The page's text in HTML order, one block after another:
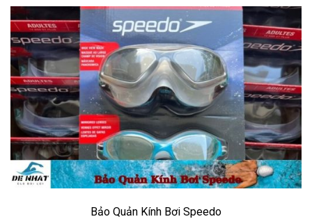
Bảo Quản Kính Bơi Speedo